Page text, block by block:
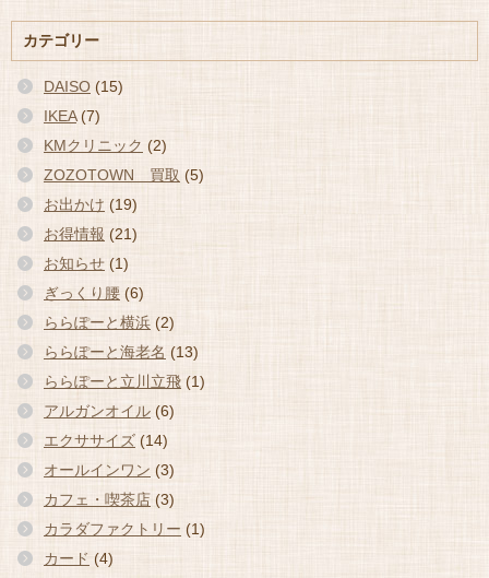
カテゴリー
DAISO (15)
IKEA(7)
KMクリニック (2)
ZOZOTOWN 買取 (5)
お出かけ (19)
お得情報 (21)
お知らせ (1)
ぎっくり腰 (6)
ららぽーと横浜 (2)
ららぽーと海老名 (13)
ららぽーと立川立飛 (1)
アルガンオイル (6)
エクササイズ (14)
オールインワン (3)
カフェ・喫茶店 (3)
カラダファクトリー (1)
カード (4)